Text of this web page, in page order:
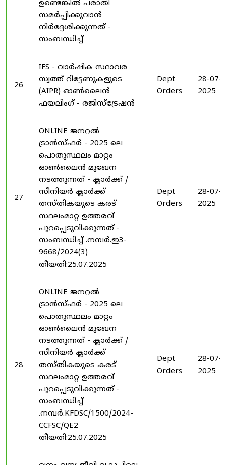
ഉണ്ടെങ്കിൽ പരാതി
സമർപ്പിക്കുവാൻ
നിർദ്ദേശിക്കുന്നത് -
സംബന്ധിച്ച്
26
IFS - വാർഷിക സ്ഥാവര
സ്വത്ത് റിട്ടേണുകളുടെ
(AIPR) ഓൺലൈൻ
ഫയലിംഗ് - രജിസ്ട്രേഷൻ
Dept
Orders
28-07-
2025
27
ONLINE ജനറൽ
ട്രാൻസ്ഫർ - 2025 ലെ
പൊതുസ്ഥലം മാറ്റം
ഓൺലൈൻ മുഖേന
നടത്തുന്നത് - ക്ലാർക്ക് /
സീനിയർ ക്ലാർക്ക്
തസ്തികയുടെ കരട്
സ്ഥലംമാറ്റ ഉത്തരവ്
പുറപ്പെടുവിക്കുന്നത് -
സംബന്ധിച്ച് .നമ്പർ.ഇ3-
9668/2024(3)
തീയതി:25.07.2025
Dept
Orders
28-07-
2025
28
ONLINE ജനറൽ
ട്രാൻസ്ഫർ - 2025 ലെ
പൊതുസ്ഥലം മാറ്റം
ഓൺലൈൻ മുഖേന
നടത്തുന്നത് - ക്ലാർക്ക് /
സീനിയർ ക്ലാർക്ക്
തസ്തികയുടെ കരട്
സ്ഥലംമാറ്റ ഉത്തരവ്
പുറപ്പെടുവിക്കുന്നത് -
സംബന്ധിച്ച്
.നമ്പർ.KFDSC/1500/2024-
CCFSC/QE2
തീയതി:25.07.2025
Dept
Orders
28-07-
2025